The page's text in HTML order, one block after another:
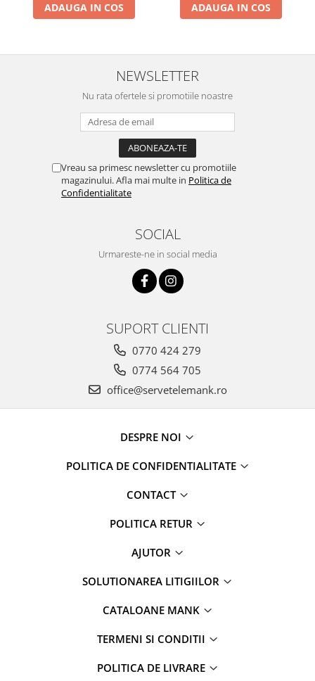
ADAUGA IN COS ADAUGA IN COS
NEWSLETTER
Nu rata ofertele si promotiile noastre
Vreau sa primesc newsletter cu promotiile
magazinului. Afla mai multe in Politica de
Confidentialitate
SOCIAL
Urmareste-ne in social media
SUPORT CLIENTI
0770 424 279
0774 564 705
office@servetelemank.ro
DESPRE NOI
POLITICA DE CONFIDENTIALITATE
CONTACT
POLITICA RETUR
AJUTOR
SOLUTIONAREA LITIGIILOR
CATALOANE MANK
TERMENI SI CONDITII
POLITICA DE LIVRARE